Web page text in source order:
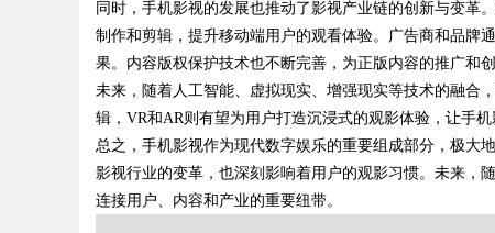
!
同时，手机影视的发展也推动了影视产业链的创新与变革
制作和剪辑，提升移动端用户的观看体验。广告商和品牌
果。内容版权保护技术也不断完善，为正版内容的推广和
未来，随着人工智能、虚拟现实、增强现实等技术的融合
辑，VR和AR则有望为用户打造沉浸式的观影体验，让手
总之，手机影视作为现代数字娱乐的重要组成部分，极大
影视行业的变革，也深刻影响着用户的观影习惯。未来，
连接用户、内容和产业的重要纽带。